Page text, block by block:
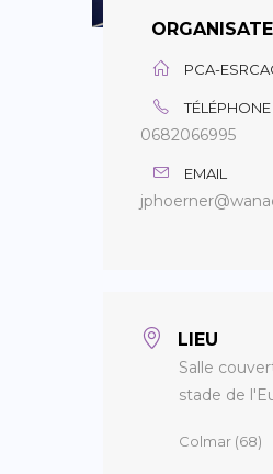
PCA-
TÉLÉPHONE
0682066995
EMAIL
LIEU
Salle
stade de
Colmar (68)